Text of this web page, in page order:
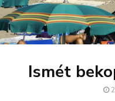
Ismét